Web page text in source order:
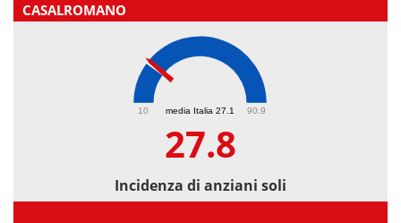
CASALROMANO
media Italia 27.1
10 90.9
27.8
Incidenza di anziani soli